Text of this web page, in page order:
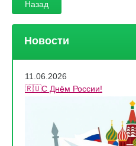
Назад
Новости
11.06.2026
🇷🇺С Днём России!